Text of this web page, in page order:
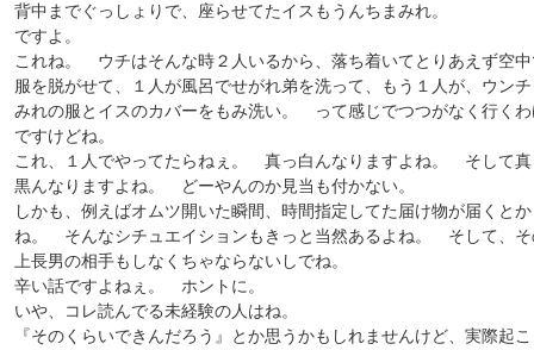
背中までぐっしょりで、座らせてたイスもうんちまみれ。
ですよ。
これね。 ウチはそんな時２人いるから、落ち着いてとりあえず空
服を脱がせて、１人が風呂でせがれ弟を洗って、もう１人が、ウン
みれの服とイスのカバーをもみ洗い。 って感じでつつがなく行く
ですけどね。
これ、１人でやってたらねぇ。 真っ白んなりますよね。 そして真
黒んなりますよね。 どーやんのか見当も付かない。
しかも、例えばオムツ開いた瞬間、時間指定してた届け物が届くとか
ね。 そんなシチュエイションもきっと当然あるよね。 そして、そ
上長男の相手もしなくちゃならないしでね。
辛い話ですよねぇ。 ホントに。
いや、コレ読んでる未経験の人はね。
『そのくらいできんだろう』とか思うかもしれませんけど、実際起